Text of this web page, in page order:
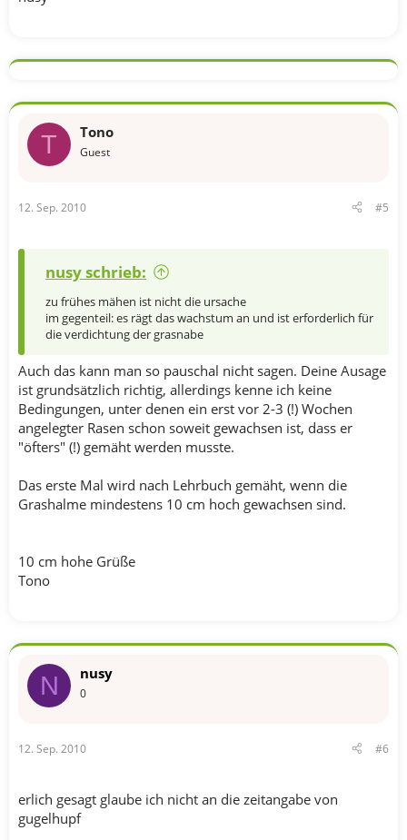
T Tono
Guest
12. Sep. 2010 #5
nusy schrieb:
zu frühes mähen ist nicht die ursache
im gegenteil: es rägt das wachstum an und ist erforderlich für
die verdichtung der grasnabe
Auch das kann man so pauschal nicht sagen. Deine Ausage
ist grundsätzlich richtig, allerdings kenne ich keine
Bedingungen, unter denen ein erst vor 2-3 (!) Wochen
angelegter Rasen schon soweit gewachsen ist, dass er
"öfters" (!) gemäht werden musste.
Das erste Mal wird nach Lehrbuch gemäht, wenn die
Grashalme mindestens 10 cm hoch gewachsen sind.
10 cm hohe Grüße
Tono
N nusy
0
12. Sep. 2010 #6
erlich gesagt glaube ich nicht an die zeitangabe von
gugelhupf